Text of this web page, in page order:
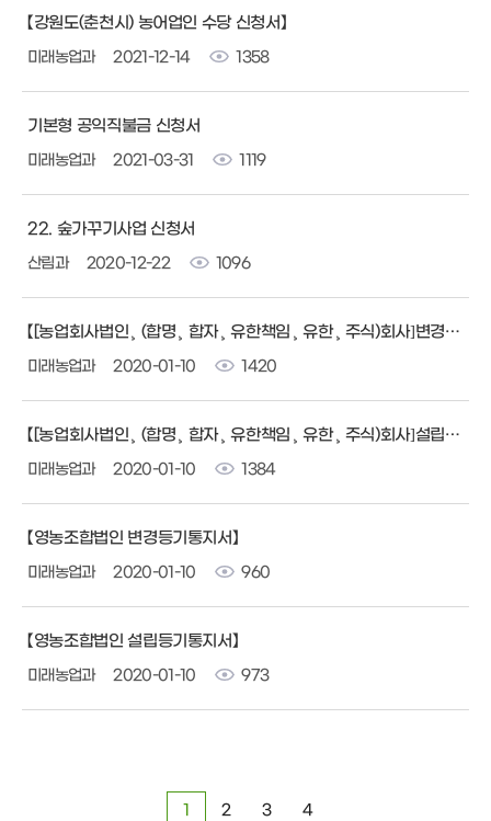
【강원도(춘천시) 농어업인 수당 신청서】
미래농업과 2021-12-14 1358
기본형 공익직불금 신청서
미래농업과 2021-03-31 1119
22. 숲가꾸기사업 신청서
산림과 2020-12-22 1096
【[농업회사법인¸ (합명¸ 합자¸ 유한책임¸ 유한¸ 주식)회사]변경등기통지서】
미래농업과 2020-01-10 1420
【[농업회사법인¸ (합명¸ 합자¸ 유한책임¸ 유한¸ 주식)회사]설립등기통지서】
미래농업과 2020-01-10 1384
【영농조합법인 변경등기통지서】
미래농업과 2020-01-10 960
【영농조합법인 설립등기통지서】
미래농업과 2020-01-10 973
1 2 3 4